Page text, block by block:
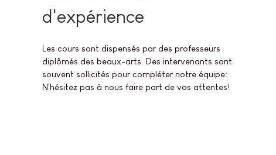
d'expérience
Les cours sont dispensés par des professeurs
diplômés des beaux-arts. Des intervenants sont
souvent sollicités pour compléter notre équipe:
N'hésitez pas à nous faire part de vos attentes!